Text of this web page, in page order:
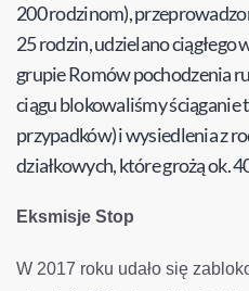
200 rodzinom),
25 rodzin, udzielano
grupie Romów pochodzenia
ciągu blokowaliśmy ściąganie
przypadków) i wysiedlenia z
działkowych, które grożą ok.
Eksmisje Stop
W 2017 roku udało się